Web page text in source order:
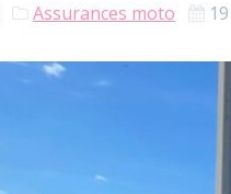
Assurances moto